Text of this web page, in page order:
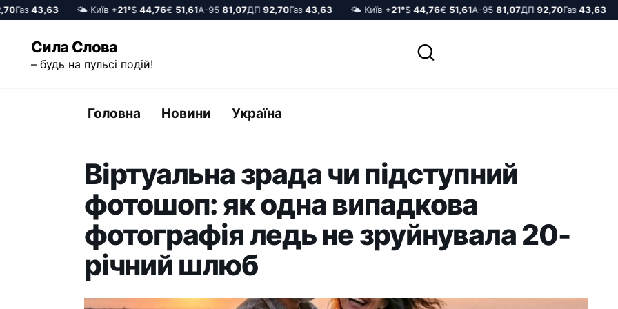
Газ43,63 🌤️ Київ+21°$44,76€51,61А-9581,07ДП92,70Газ43,63 🌤️ Київ+21°$44,76€51,61А-9581,07ДП92,70Газ43,63
вмісту
Сила Слова
– будь на пульсі подій!
Головна Новини Україна
Віртуальна зрада чи підступний
фотошоп: як одна випадкова
фотографія ледь не зруйнувала 20-
річний шлюб